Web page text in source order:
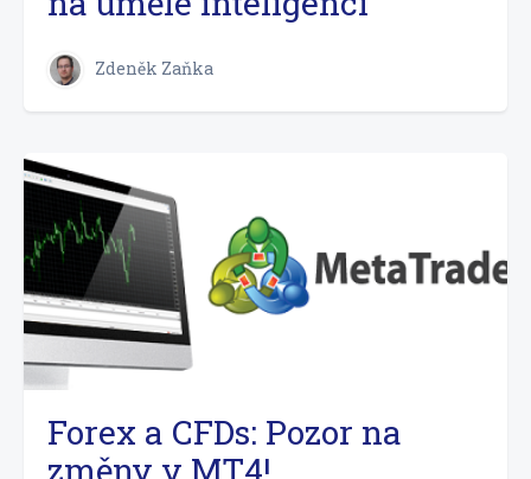
Zdeněk Zaňka
Forex a CFDs: Pozor na